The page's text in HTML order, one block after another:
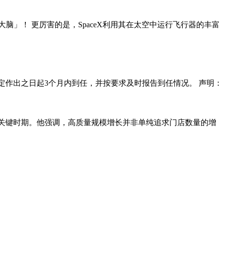
」！ 更厉害的是，SpaceX利用其在太空中运行飞行器的丰富
出之日起3个月内到任，并按要求及时报告到任情况。 声明：
时期。他强调，高质量规模增长并非单纯追求门店数量的增